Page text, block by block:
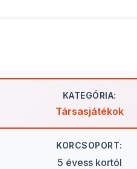
KATEGÓRIA:
Társasjátékok
KORCSOPORT:
5 évess kortól